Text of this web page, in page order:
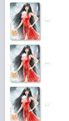
...
...
...